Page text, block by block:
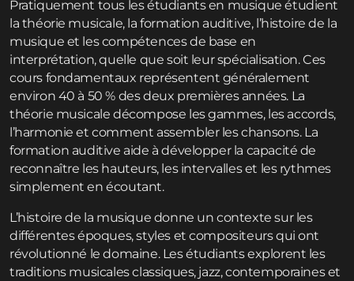
Pratiquement tous les étudiants en musique étudient
la théorie musicale, la formation auditive, l’histoire de la
musique et les compétences de base en
interprétation, quelle que soit leur spécialisation. Ces
cours fondamentaux représentent généralement
environ 40 à 50 % des deux premières années. La
théorie musicale décompose les gammes, les accords,
l’harmonie et comment assembler les chansons. La
formation auditive aide à développer la capacité de
reconnaître les hauteurs, les intervalles et les rythmes
simplement en écoutant.
L’histoire de la musique donne un contexte sur les
différentes époques, styles et compositeurs qui ont
révolutionné le domaine. Les étudiants explorent les
traditions musicales classiques, jazz, contemporaines et